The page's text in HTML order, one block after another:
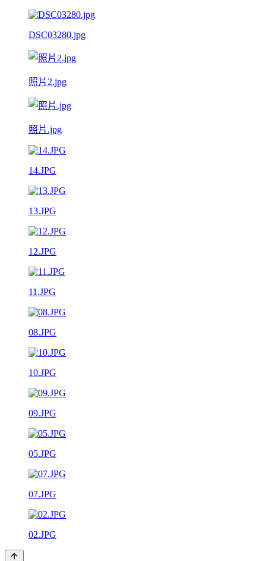
DSC03280.jpg
照片2.jpg
照片.jpg
14.JPG
13.JPG
12.JPG
11.JPG
08.JPG
10.JPG
09.JPG
05.JPG
07.JPG
02.JPG